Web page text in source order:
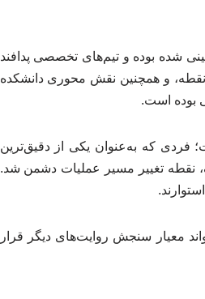
شده بوده و تیم‌های تخصصی پدافند
قرار داشته‌اند. اشاره به استقرار سامانه‌های پدافندی در بیش از ۷۰۰ نقطه، و همچنین نقش محوری دانشکده
بوده است.
فردی که به‌عنوان یکی از دقیق‌ترین
نقطه تغییر مسیر عملیات دشمن شد.
معیار سنجش روایت‌های دیگر قرار